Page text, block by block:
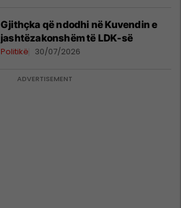
Gjithçka që ndodhi në Kuvendin e
jashtëzakonshëm të LDK-së
Politikë 30/07/2026